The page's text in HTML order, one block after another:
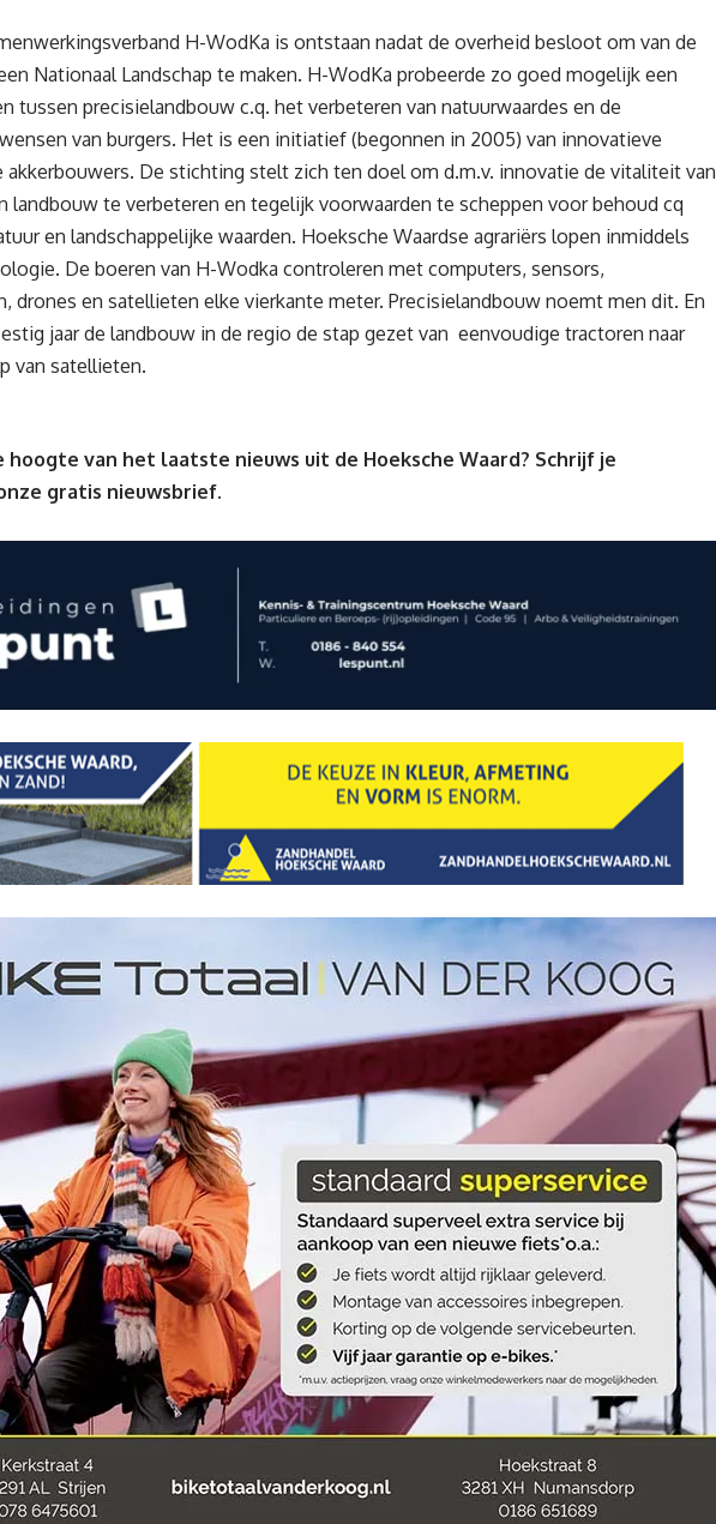
H-WodKa is ontstaan nadat de overheid besloot om van de
Nationaal Landschap te maken. H-WodKa probeerde zo goed mogelijk een
tussen precisielandbouw c.q. het verbeteren van natuurwaardes en de
van burgers. Het is een initiatief (begonnen in 2005) van innovatieve
akkerbouwers. De stichting stelt zich ten doel om d.m.v. innovatie de vitaliteit van
landbouw te verbeteren en tegelijk voorwaarden te scheppen voor behoud cq
en landschappelijke waarden. Hoeksche Waardse agrariërs lopen inmiddels
De boeren van H-Wodka controleren met computers, sensors,
drones en satellieten elke vierkante meter. Precisielandbouw noemt men dit. En
jaar de landbouw in de regio de stap gezet van eenvoudige tractoren naar
van satellieten.
hoogte van het laatste nieuws uit de Hoeksche Waard? Schrijf je
gratis nieuwsbrief.